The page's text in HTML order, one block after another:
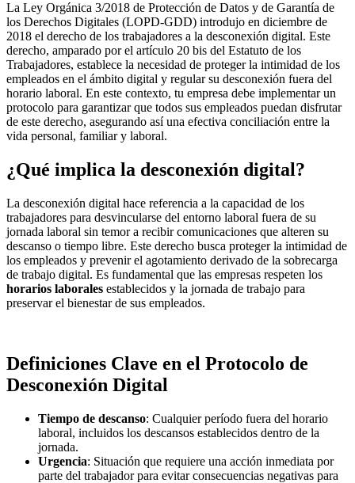
La Ley Orgánica 3/2018 de Protección de Datos y de Garantía de
los Derechos Digitales (LOPD-GDD) introdujo en diciembre de
2018 el derecho de los trabajadores a la desconexión digital. Este
derecho, amparado por el artículo 20 bis del Estatuto de los
Trabajadores, establece la necesidad de proteger la intimidad de los
empleados en el ámbito digital y regular su desconexión fuera del
horario laboral. En este contexto, tu empresa debe implementar un
protocolo para garantizar que todos sus empleados puedan disfrutar
de este derecho, asegurando así una efectiva conciliación entre la
vida personal, familiar y laboral.
¿Qué implica la desconexión digital?
La desconexión digital hace referencia a la capacidad de los
trabajadores para desvincularse del entorno laboral fuera de su
jornada laboral sin temor a recibir comunicaciones que alteren su
descanso o tiempo libre. Este derecho busca proteger la intimidad de
los empleados y prevenir el agotamiento derivado de la sobrecarga
de trabajo digital. Es fundamental que las empresas respeten los
horarios laborales establecidos y la jornada de trabajo para
preservar el bienestar de sus empleados.
Definiciones Clave en el Protocolo de
Desconexión Digital
Tiempo de descanso: Cualquier período fuera del horario
laboral, incluidos los descansos establecidos dentro de la
jornada.
Urgencia: Situación que requiere una acción inmediata por
parte del trabajador para evitar consecuencias negativas para